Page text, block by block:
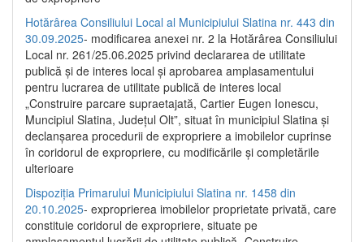
Hotărârea Consiliului Local al Municipiului Slatina nr. 443 din
30.09.2025- modificarea anexei nr. 2 la Hotărârea Consiliului
Local nr. 261/25.06.2025 privind declararea de utilitate
publică şi de interes local şi aprobarea amplasamentului
pentru lucrarea de utilitate publică de interes local
„Construire parcare supraetajată, Cartier Eugen Ionescu,
Muncipiul Slatina, Judeţul Olt”, situat în municipiul Slatina şi
declanşarea procedurii de expropriere a imobilelor cuprinse
în coridorul de expropriere, cu modificările şi completările
ulterioare
Dispoziția Primarului Municipiului Slatina nr. 1458 din
20.10.2025- exproprierea imobilelor proprietate privată, care
constituie coridorul de expropriere, situate pe